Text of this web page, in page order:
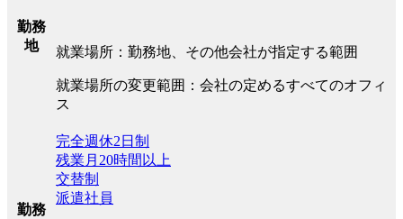
勤務
地
就業場所：勤務地、その他会社が指定する範囲
就業場所の変更範囲：会社の定めるすべてのオフィ
ス
勤務
完全週休2日制
残業月20時間以上
交替制
派遣社員